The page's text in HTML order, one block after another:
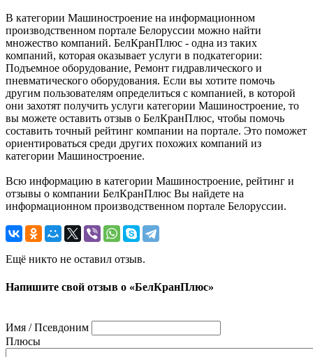
В категории Машиностроение на информационном
производственном портале Белоруссии можно найти
множество компаний. БелКранПлюс - одна из таких
компаний, которая оказывает услуги в подкатегории:
Подъемное оборудование, Ремонт гидравлического и
пневматического оборудования. Если вы хотите помочь
другим пользователям определиться с компанией, в которой
они захотят получить услуги категории Машиностроение, то
вы можете оставить отзыв о БелКранПлюс, чтобы помочь
составить точный рейтинг компании на портале. Это поможет
ориентироваться среди других похожих компаний из
категории Машиностроение.
Всю информацию в категории Машиностроение, рейтинг и
отзывы о компании БелКранПлюс Вы найдете на
информационном производственном портале Белоруссии.
Ещё никто не оставил отзыв.
Напишите свой отзыв о «БелКранПлюс»
Имя / Псевдоним
Плюсы